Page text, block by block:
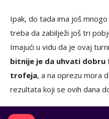
Ipak, do tada ima još
treba da zabilježi još tri
Imajući u vidu da je ovaj
bitnije je da uhvati dobru
trofeja, a na oprezu mora
rezultata koji se ovih dana